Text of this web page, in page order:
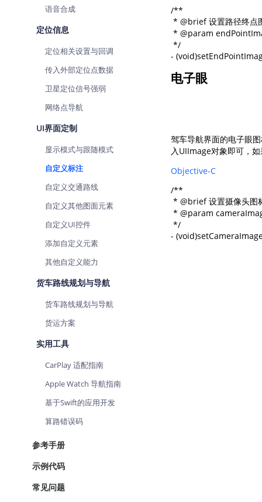
语音合成
定位信息
定位相关设置与回调
传入外部定位点数据
卫星定位信号强弱
网络点导航
UI界面定制
显示模式与跟随模式
自定义标注
自定义交通路线
自定义其他图面元素
自定义UI控件
添加自定义元素
其他自定义能力
货车路线规划与导航
货车路线规划与导航
货运方案
实用工具
CarPlay 适配指南
Apple Watch 导航指南
基于Swift的应用开发
算路错误码
参考手册
示例代码
常见问题
/**
* @brief 设置路径终点
* @param
*/
-
电子眼
驾车导航界面的电子眼
入UIImage对象即可，
Objective-C
/**
* @brief 设置摄像头图
* @param
*/
-